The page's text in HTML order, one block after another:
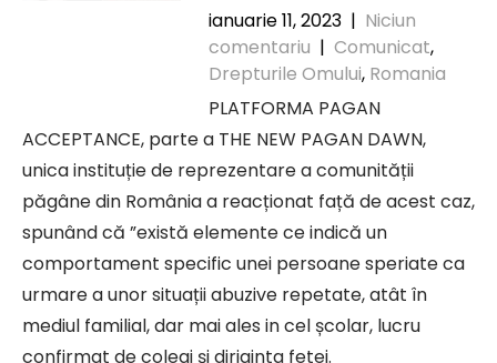
ianuarie 11, 2023 | Niciun
comentariu | Comunicat,
Drepturile Omului, Romania
PLATFORMA PAGAN
ACCEPTANCE, parte a THE NEW PAGAN DAWN,
unica instituție de reprezentare a comunității
păgâne din România a reacționat față de acest caz,
spunând că ”există elemente ce indică un
comportament specific unei persoane speriate ca
urmare a unor situații abuzive repetate, atât în
mediul familial, dar mai ales in cel școlar, lucru
confirmat de colegi și diriginta fetei.